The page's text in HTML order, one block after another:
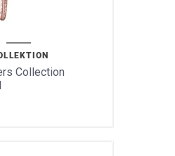
Collection